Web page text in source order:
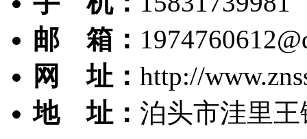
邮 箱：
网 址： http://
地 址： 泊头市洼里